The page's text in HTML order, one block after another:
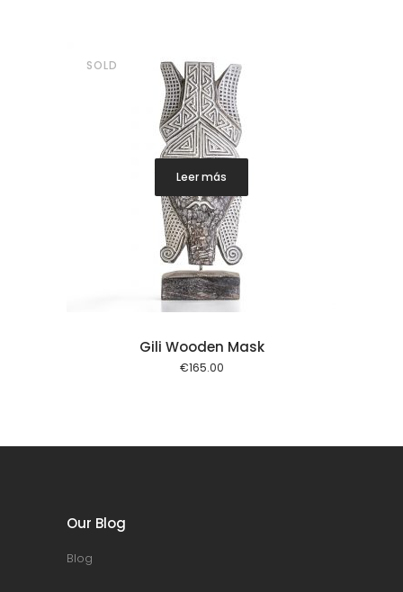
SOLD
Leer más
Gili Wooden Mask
€165.00
Our Blog
Blog